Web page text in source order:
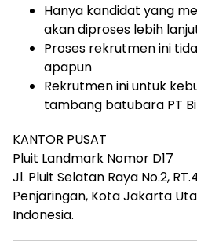
Hanya kandidat yang
akan diproses lebih
Proses rekrutmen ini
apapun
Rekrutmen ini untuk
tambang batubara PT
KANTOR PUSAT
Pluit Landmark Nomor D17
Jl. Pluit Selatan Raya No.2,
Penjaringan, Kota Jakarta
Indonesia.